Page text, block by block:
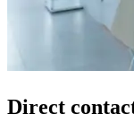
Direct